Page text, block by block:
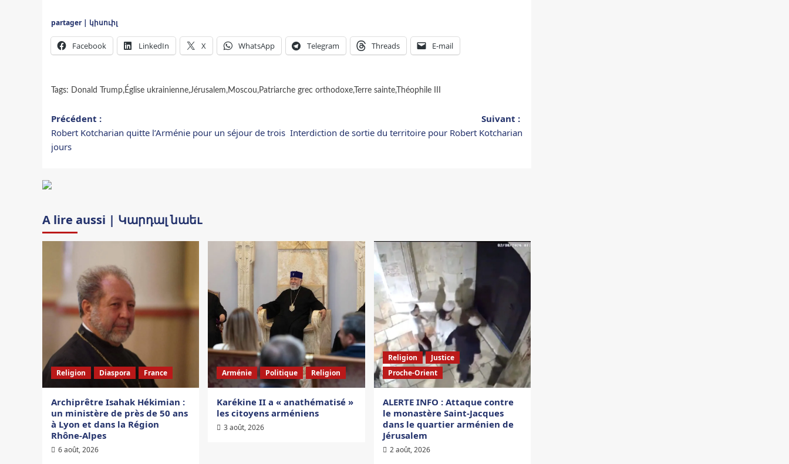
partager | կիսուիլ
Facebook LinkedIn X WhatsApp Telegram Threads E-mail
Tags: Donald Trump,Église ukrainienne,Jérusalem,Moscou,Patriarche grec orthodoxe,Terre sainte,Théophile III
Navigation
d’article
Précédent :
Robert Kotcharian quitte l’Arménie pour un séjour de trois
jours
Suivant :
Interdiction de sortie du territoire pour Robert Kotcharian
A lire aussi | Կարդալ նաեւ
Religion Diaspora France
Archiprêtre Isahak Hékimian :
un ministère de près de 50 ans
à Lyon et dans la Région
Rhône-Alpes
6 août, 2026
Arménie Politique Religion
Karékine II a « anathématisé »
les citoyens arméniens
3 août, 2026
Religion
Justice
Proche-Orient
ALERTE INFO : Attaque contre
le monastère Saint-Jacques
dans le quartier arménien de
Jérusalem
2 août, 2026